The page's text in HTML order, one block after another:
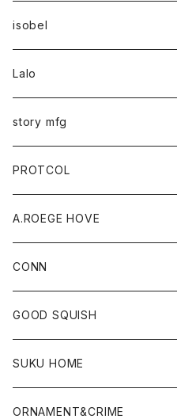
isobel
Lalo
story mfg
PROTCOL
A.ROEGE HOVE
CONN
CONN
GOOD SQUISH
SUKU HOME
ORNAMENT&CRIME